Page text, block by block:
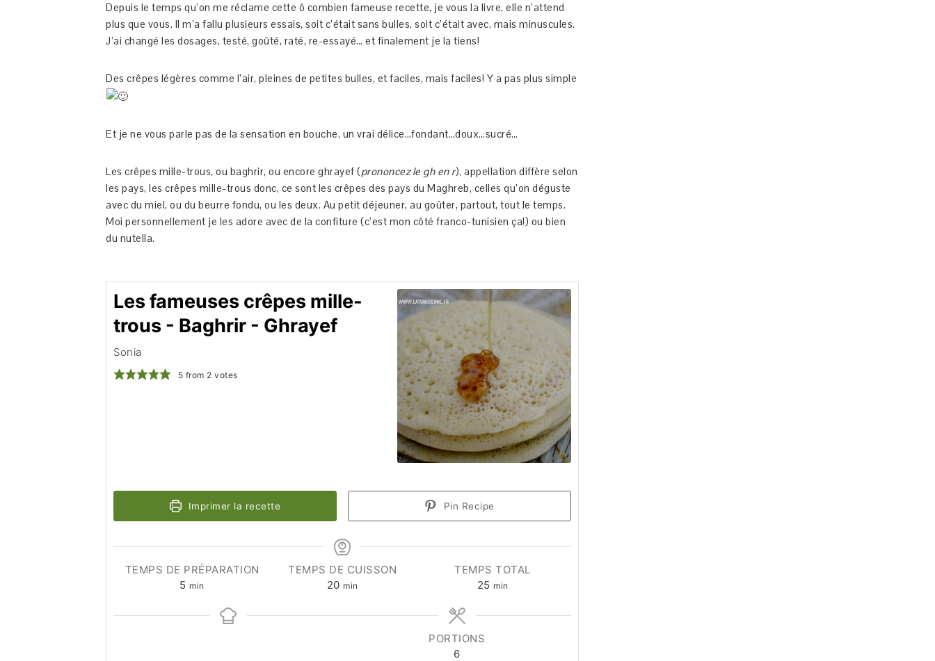
Depuis le temps qu’on me réclame cette ô combien fameuse recette, je vous la livre, elle n’attend
plus que vous. Il m’a fallu plusieurs essais, soit c’était sans bulles, soit c’était avec, mais minuscules.
J’ai changé les dosages, testé, goûté, raté, re-essayé… et finalement je la tiens!
Des crêpes légères comme l’air, pleines de petites bulles, et faciles, mais faciles! Y a pas plus simple
Et je ne vous parle pas de la sensation en bouche, un vrai délice…fondant…doux…sucré…
Les crêpes mille-trous, ou baghrir, ou encore ghrayef (prononcez le gh en r), appellation diffère selon
les pays, les crêpes mille-trous donc, ce sont les crêpes des pays du Maghreb, celles qu’on déguste
avec du miel, ou du beurre fondu, ou les deux. Au petit déjeuner, au goûter, partout, tout le temps.
Moi personnellement je les adore avec de la confiture (c’est mon côté franco-tunisien ça!) ou bien
du nutella.
Les fameuses crêpes mille-
trous - Baghrir - Ghrayef
Sonia
5 from 2 votes
Imprimer la recette Pin Recipe
TEMPS DE PRÉPARATION
5 minutes
min
TEMPS DE CUISSON
20minutes
min
TEMPS TOTAL
25 minutes
min
PORTIONS
6